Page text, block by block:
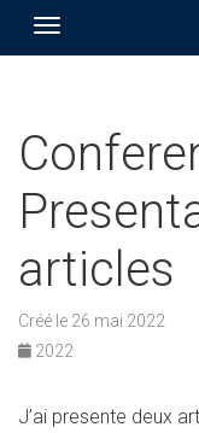
Toggle
articles
Créé le 26 mai 2022
2022
J’ai presente deux